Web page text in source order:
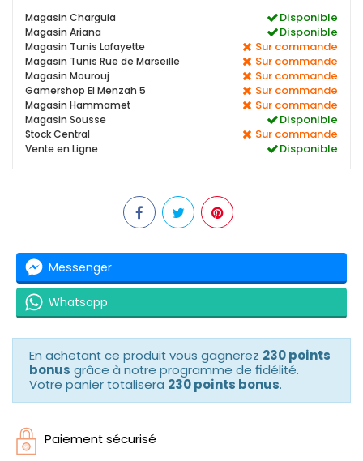
Magasin Charguia Disponible
Magasin Ariana Disponible
Magasin Tunis Lafayette Sur commande
Magasin Tunis Rue de Marseille Sur commande
Magasin Mourouj Sur commande
Gamershop El Menzah 5 Sur commande
Magasin Hammamet Sur commande
Magasin Sousse Disponible
Stock Central Sur commande
Vente en Ligne Disponible
Messenger
Whatsapp
En achetant ce produit vous gagnerez 230 points
bonus grâce à notre programme de fidélité.
Votre panier totalisera 230 points bonus.
Paiement sécurisé